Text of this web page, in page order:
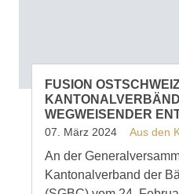
FUSION
WEGWEISENDER
07. März 2024 Aus den
An der
Kantonalverband der